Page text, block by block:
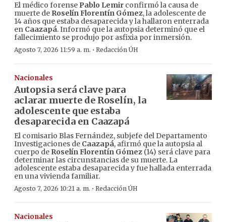
El médico forense Pablo Lemir confirmó la causa de
muerte de Roselín Florentín Gómez, la adolescente de
14 años que estaba desaparecida y la hallaron enterrada
en Caazapá. Informó que la autopsia determinó que el
fallecimiento se produjo por asfixia por inmersión.
Agosto 7, 2026 11:59 a. m. · Redacción ÚH
Nacionales
Autopsia será clave para
aclarar muerte de Roselín, la
adolescente que estaba
desaparecida en Caazapá
El comisario Blas Fernández, subjefe del Departamento
Investigaciones de Caazapá, afirmó que la autopsia al
cuerpo de Roselín Florentín Gómez (14) será clave para
determinar las circunstancias de su muerte. La
adolescente estaba desaparecida y fue hallada enterrada
en una vivienda familiar.
Agosto 7, 2026 10:21 a. m. · Redacción ÚH
Nacionales